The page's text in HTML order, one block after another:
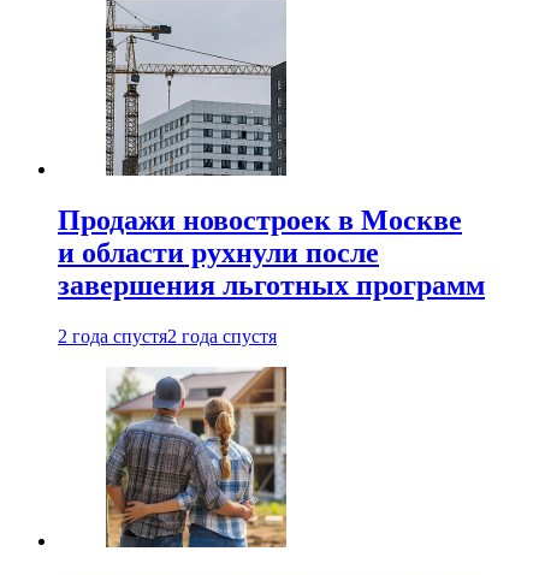
Продажи новостроек в Москве
и области рухнули после
завершения льготных программ
2 года спустя2 года спустя